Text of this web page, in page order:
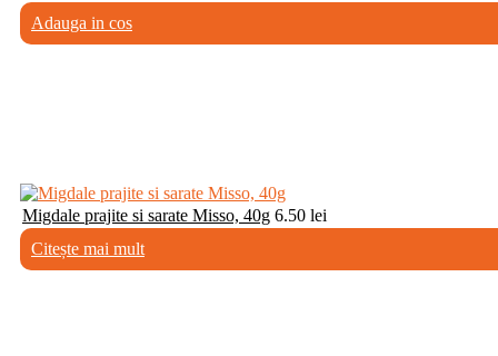
Adauga in cos
Migdale prajite si sarate Misso, 40g 6.50 lei
Citește mai mult